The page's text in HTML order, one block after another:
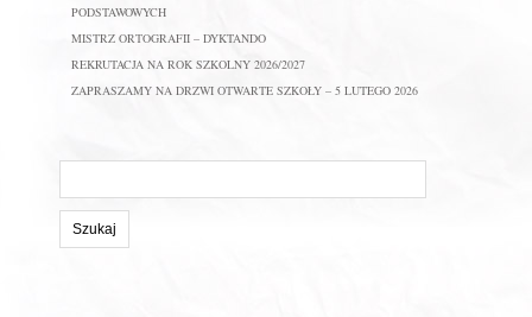
PODSTAWOWYCH
MISTRZ ORTOGRAFII – DYKTANDO
REKRUTACJA NA ROK SZKOLNY 2026/2027
ZAPRASZAMY NA DRZWI OTWARTE SZKOŁY – 5 LUTEGO 2026
stronie: